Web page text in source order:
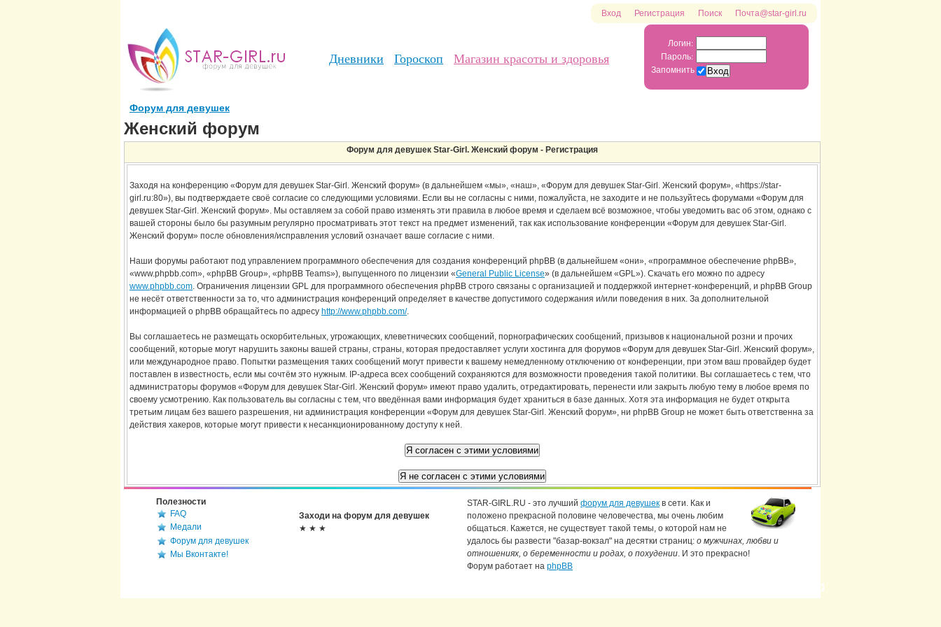
Вход Регистрация Поиск Почта@star-girl.ru
Дневники Гороскоп Магазин красоты и здоровья
Логин:
Пароль:
Запомнить
Форум для девушек
Женский форум
Форум для девушек Star-Girl. Женский форум - Регистрация
Заходя на конференцию «Форум для девушек Star-Girl. Женский форум» (в дальнейшем «мы», «наш», «Форум для девушек Star-Girl. Женский форум», «https://star-
girl.ru:80»), вы подтверждаете своё согласие со следующими условиями. Если вы не согласны с ними, пожалуйста, не заходите и не пользуйтесь форумами «Форум для
девушек Star-Girl. Женский форум». Мы оставляем за собой право изменять эти правила в любое время и сделаем всё возможное, чтобы уведомить вас об этом, однако с
вашей стороны было бы разумным регулярно просматривать этот текст на предмет изменений, так как использование конференции «Форум для девушек Star-Girl.
Женский форум» после обновления/исправления условий означает ваше согласие с ними.
Наши форумы работают под управлением программного обеспечения для создания конференций phpBB (в дальнейшем «они», «программное обеспечение phpBB»,
«www.phpbb.com», «phpBB Group», «phpBB Teams»), выпущенного по лицензии «General Public License» (в дальнейшем «GPL»). Скачать его можно по адресу
www.phpbb.com. Ограничения лицензии GPL для программного обеспечения phpBB строго связаны с организацией и поддержкой интернет-конференций, и phpBB Group
не несёт ответственности за то, что администрация конференций определяет в качестве допустимого содержания и/или поведения в них. За дополнительной
информацией о phpBB обращайтесь по адресу http://www.phpbb.com/.
Вы соглашаетесь не размещать оскорбительных, угрожающих, клеветнических сообщений, порнографических сообщений, призывов к национальной розни и прочих
сообщений, которые могут нарушить законы вашей страны, страны, которая предоставляет услуги хостинга для форумов «Форум для девушек Star-Girl. Женский форум»,
или международное право. Попытки размещения таких сообщений могут привести к вашему немедленному отключению от конференции, при этом ваш провайдер будет
поставлен в известность, если мы сочтём это нужным. IP-адреса всех сообщений сохраняются для возможности проведения такой политики. Вы соглашаетесь с тем, что
администраторы форумов «Форум для девушек Star-Girl. Женский форум» имеют право удалить, отредактировать, перенести или закрыть любую тему в любое время по
своему усмотрению. Как пользователь вы согласны с тем, что введённая вами информация будет храниться в базе данных. Хотя эта информация не будет открыта
третьим лицам без вашего разрешения, ни администрация конференции «Форум для девушек Star-Girl. Женский форум», ни phpBB Group не может быть ответственна за
действия хакеров, которые могут привести к несанкционированному доступу к ней.
Полезности
FAQ
Медали
Форум для девушек
Мы Вконтакте!
Заходи на форум для девушек
★ ★ ★
STAR-GIRL.RU - это лучший форум для девушек в сети. Как и
положено прекрасной половине человечества, мы очень любим
общаться. Кажется, не существует такой темы, о которой нам не
удалось бы развести "базар-вокзал" на десятки страниц: о мужчинах, любви и
отношениях, о беременности и родах, о похудении. И это прекрасно!
Форум работает на phpBB